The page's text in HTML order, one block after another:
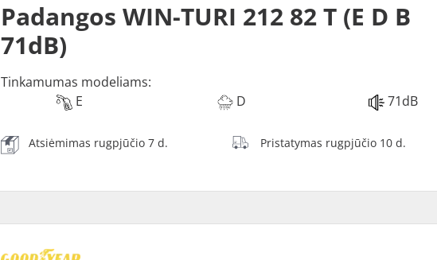
Padangos WIN-TURI 212 82 T (E D B
71dB)
Tinkamumas modeliams:
E
D 71dB
Atsiėmimas rugpjūčio 7 d. Pristatymas rugpjūčio 10 d.